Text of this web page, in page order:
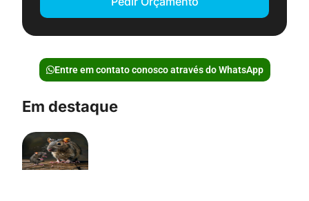
Entre em contato conosco através do WhatsApp
Em destaque